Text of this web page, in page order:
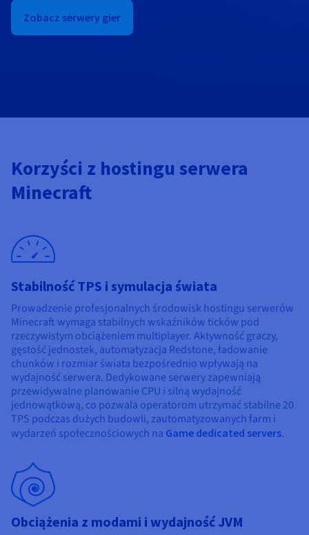
Cennik
Dostępność według regionów
Monitorowanie
Roadmap & Changelog
Roadmap & Changelog
Roadmap & Changelog
Zobacz serwery gier
Korzyści z hostingu serwera
Minecraft
Stabilność TPS i symulacja świata
Prowadzenie profesjonalnych środowisk hostingu serwerów
Minecraft wymaga stabilnych wskaźników ticków pod
rzeczywistym obciążeniem multiplayer. Aktywność graczy,
gęstość jednostek, automatyzacja Redstone, ładowanie
chunków i rozmiar świata bezpośrednio wpływają na
wydajność serwera. Dedykowane serwery zapewniają
przewidywalne planowanie CPU i silną wydajność
jednowątkową, co pozwala operatorom utrzymać stabilne 20
TPS podczas dużych budowli, zautomatyzowanych farm i
wydarzeń społecznościowych na Game dedicated servers.
Obciążenia z modami i wydajność JVM